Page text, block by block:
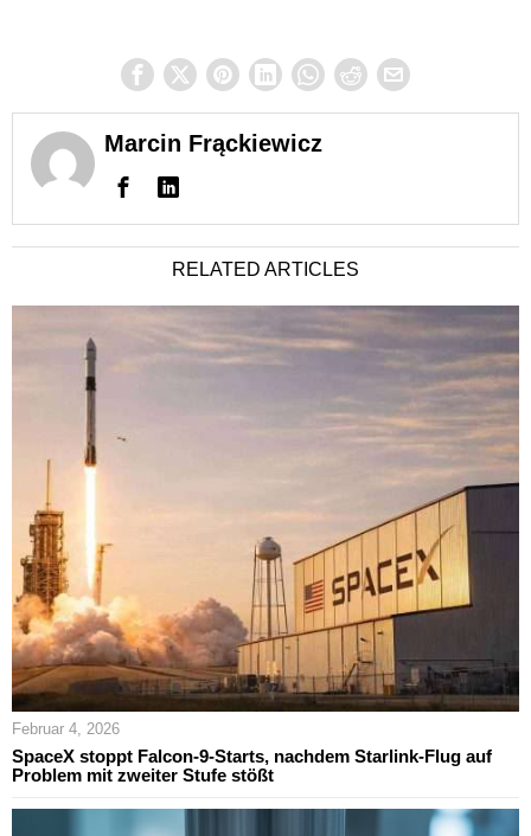
Marcin Frąckiewicz
RELATED ARTICLES
Februar 4, 2026
SpaceX stoppt Falcon-9-Starts, nachdem Starlink-Flug auf
Problem mit zweiter Stufe stößt